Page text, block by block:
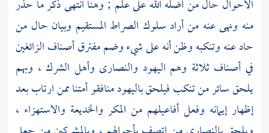
الأحوال حال من أضله الله على علم ; وهنا انتهى ذكر ما حذر
منه ونهى عنه من أراد سلوك الصراط المستقيم وبيان حال من
حاد عنه وتنكبه وظن أنه على شيء وضم مفترق أصناف الزائغين
في أصناف ثلاثة وهم اليهود والنصارى وأهل الشرك ، وبهم
يلحق سائر من تنكب فيلحق باليهود منافقو أمتنا ممن ارتاب بعد
إظهار إيمانه وفعل أفاعيلهم من المكر والخديعة والاستهزاء ،